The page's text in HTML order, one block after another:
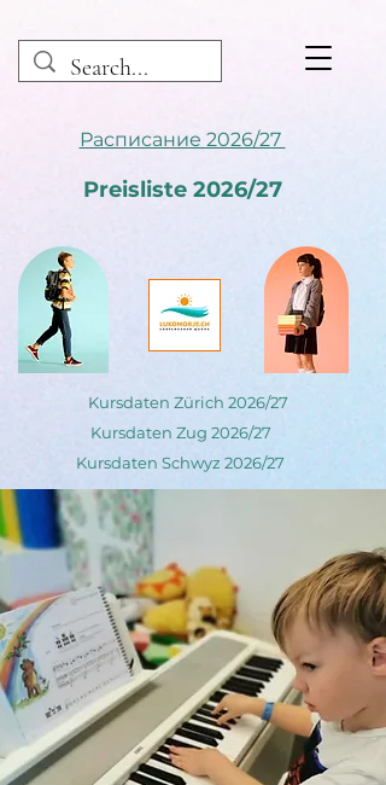
Расписание 2026/27
Preisliste 2026/27
Kursdaten Zürich 2026/27
Kursdaten Zug 2026/27
Kursdaten Schwyz 2026/27